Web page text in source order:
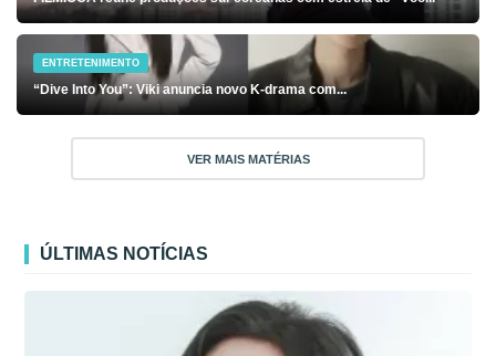
ENTRETENIMENTO
“Dive Into You”: Viki anuncia novo K-drama com...
VER MAIS MATÉRIAS
ÚLTIMAS NOTÍCIAS